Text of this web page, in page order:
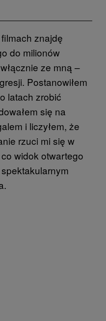
znajdę
do milionów
ze mną –
Postanowiłem
latach zrobić
się na
i liczyłem, że
rzuci mi się w
widok otwartego